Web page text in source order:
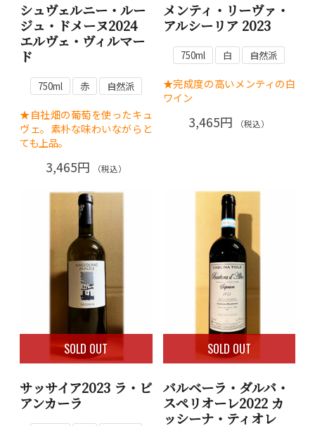
シュヴェルニー・ルー
ジュ・ドメーヌ2024
エルヴェ・ヴィルマー
ド
750ml 赤 自然派
★自社畑の葡萄を使ったキュ
ヴェ。素朴な味わいながらと
ても上品。
3,465円 （税込）
メンティ・リーヴァ・
アルシーリア 2023
750ml 白 自然派
★完成度の高いメンティの白
ワイン
3,465円 （税込）
SOLD OUT
サッサイア2023 ラ・ビ
アンカーラ
SOLD OUT
バルベーラ・ダルバ・
スペリオーレ2022 カ
ッシーナ・ティオレ